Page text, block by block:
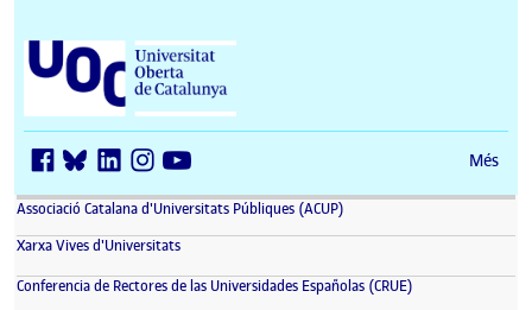
Universitat Oberta de Catalunya (UOC)
Més
Associació Catalana d'Universitats Públiques (ACUP)
Xarxa Vives d'Universitats(s'obre en una finestra nova)
Conferencia de Rectores de las Universidades Españolas (CRUE)